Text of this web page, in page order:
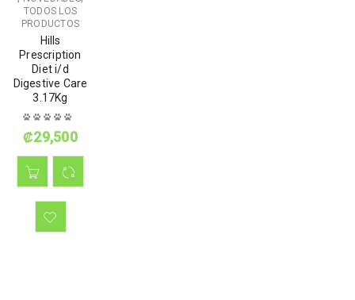
TODOS LOS
PRODUCTOS
Hills
Prescription
Diet i/d
Digestive Care
3.17Kg
₡29,500